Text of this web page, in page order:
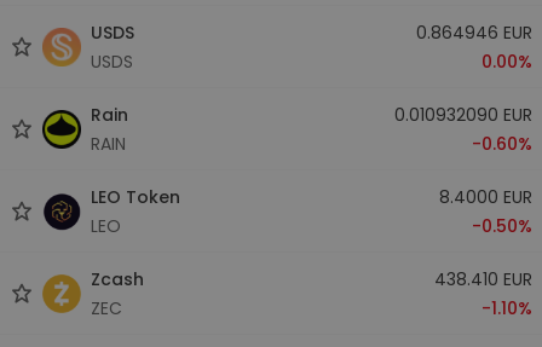
USDS
USDS
0.864946 EUR
0.00%
Rain
RAIN
0.010932090 EUR
-0.60%
LEO Token
LEO
8.4000 EUR
-0.50%
Zcash
ZEC
438.410 EUR
-1.10%